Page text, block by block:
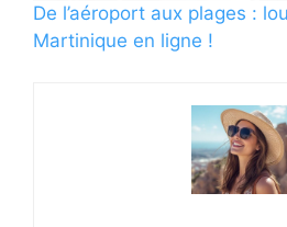
De l’aéroport aux plages :
Martinique en ligne !